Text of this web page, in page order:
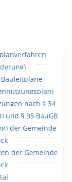
nach § 34
und § 35 BauGB
der Gemeinde
der Gemeinde